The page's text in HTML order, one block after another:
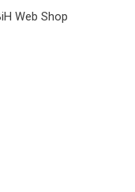
Web Shop